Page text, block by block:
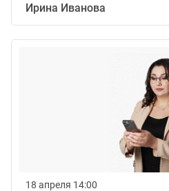
Ирина Иванова
18 апреля 14:00